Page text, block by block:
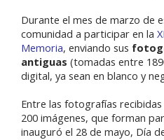
Durante el mes de marzo de
comunidad a participar en la
Memoria, enviando sus
antiguas (tomadas entre
digital, ya sean en blanco y
Entre las fotografías
200 imágenes, que forman
inauguró el 28 de mayo, Día